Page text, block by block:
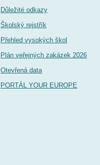
Důležité odkazy
Školský rejstřík
Přehled vysokých škol
Plán veřejných zakázek 2026
Otevřená data
PORTÁL YOUR EUROPE